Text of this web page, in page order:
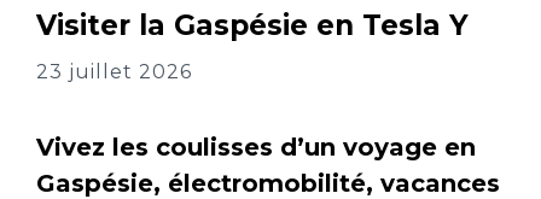
Visiter la Gaspésie en Tesla Y
23 juillet 2026
Vivez les coulisses d’un voyage en
Gaspésie, électromobilité, vacances